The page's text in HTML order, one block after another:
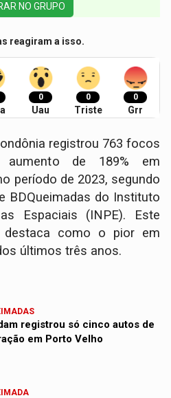
NO GRUPO
reagiram a isso.
0
Uau
0
Triste
0
Grr
registrou 763 focos
aumento de 189% em
período de 2023, segundo
BDQueimadas do Instituto
Espaciais (INPE). Este
como o pior em
últimos três anos.
registrou só cinco autos de
em Porto Velho